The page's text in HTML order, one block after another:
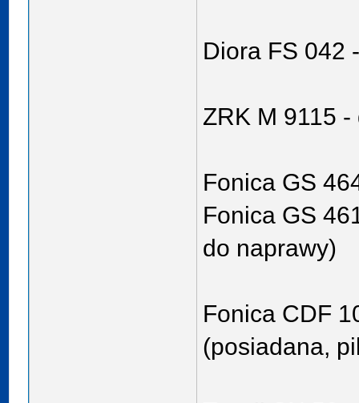
Diora FS 042
ZRK M 9115
Fonica GS
Fonica GS
do naprawy)
Fonica CDF
(posiadana,